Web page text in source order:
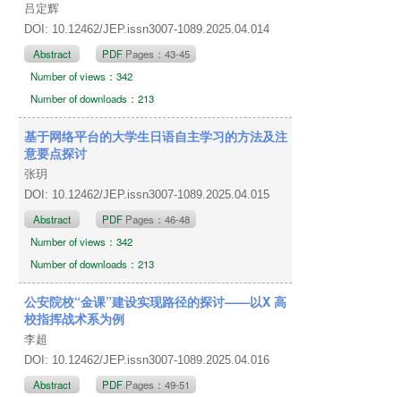
吕定辉
DOI: 10.12462/JEP.issn3007-1089.2025.04.014
Abstract PDF Pages：43-45
Number of views：342
Number of downloads：213
基于网络平台的大学生日语自主学习的方法及注
意要点探讨
张玥
DOI: 10.12462/JEP.issn3007-1089.2025.04.015
Abstract PDF Pages：46-48
Number of views：342
Number of downloads：213
公安院校“金课”建设实现路径的探讨——以X 高
校指挥战术系为例
李超
DOI: 10.12462/JEP.issn3007-1089.2025.04.016
Abstract PDF Pages：49-51